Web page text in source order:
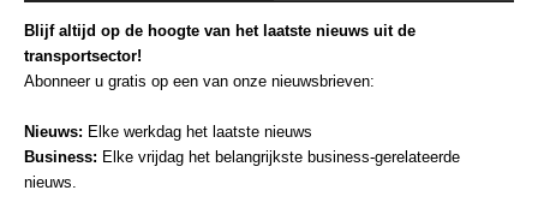
Blijf altijd op de hoogte van het laatste nieuws uit de
transportsector!
Abonneer u gratis op een van onze nieuwsbrieven:
Nieuws: Elke werkdag het laatste nieuws
Business: Elke vrijdag het belangrijkste business-gerelateerde
nieuws.